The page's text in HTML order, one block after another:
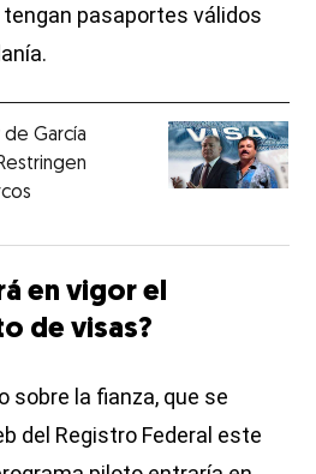
tengan pasaportes válidos
de García
en vigor el
de visas?
sobre la fianza, que se
del Registro Federal este